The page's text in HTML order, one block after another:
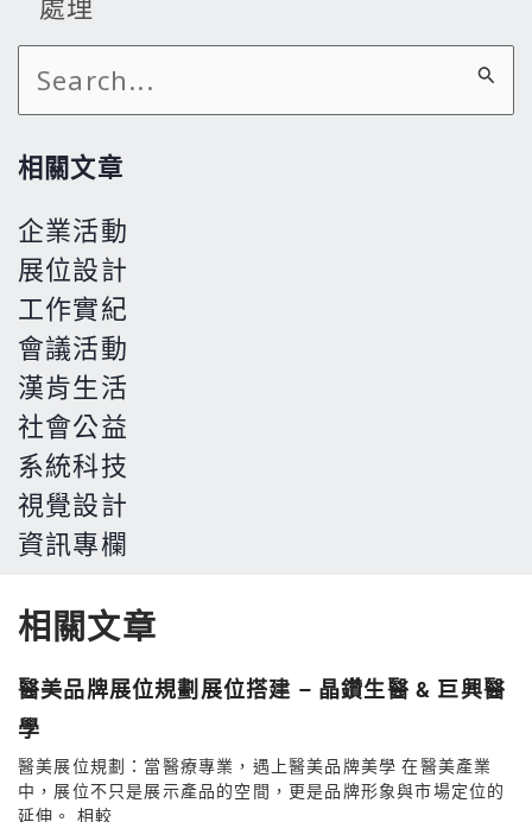
處理
搜
尋
關
字:
相關文章
企業活動
展位設計
工作實紀
會議活動
漢肯生活
社會公益
系統科技
視覺設計
資訊專欄
相關文章
醫美品牌展位規劃展位搭建 – 晶鑽生醫 & 巨興醫
學
醫美展位規劃：當醫療專業，遇上醫美品牌美學 在醫美產業
中，展位不只是展示產品的空間，更是品牌形象與市場定位的
延伸。 相較